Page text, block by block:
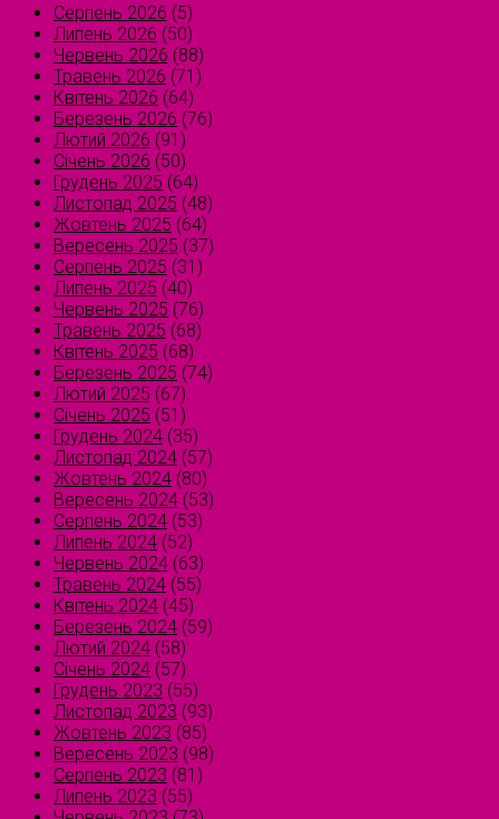
Серпень 2026 (5)
Липень 2026 (50)
Червень 2026 (88)
Травень 2026 (71)
Квітень 2026 (64)
Березень 2026 (76)
Лютий 2026 (91)
Січень 2026 (50)
Грудень 2025 (64)
Листопад 2025 (48)
Жовтень 2025 (64)
Вересень 2025 (37)
Серпень 2025 (31)
Липень 2025 (40)
Червень 2025 (76)
Травень 2025 (68)
Квітень 2025 (68)
Березень 2025 (74)
Лютий 2025 (67)
Січень 2025 (51)
Грудень 2024 (35)
Листопад 2024 (57)
Жовтень 2024 (80)
Вересень 2024 (53)
Серпень 2024 (53)
Липень 2024 (52)
Червень 2024 (63)
Травень 2024 (55)
Квітень 2024 (45)
Березень 2024 (59)
Лютий 2024 (58)
Січень 2024 (57)
Грудень 2023 (55)
Листопад 2023 (93)
Жовтень 2023 (85)
Вересень 2023 (98)
Серпень 2023 (81)
Липень 2023 (55)